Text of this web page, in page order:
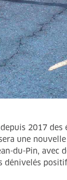
2017
une
du-Pin,
dénivelés